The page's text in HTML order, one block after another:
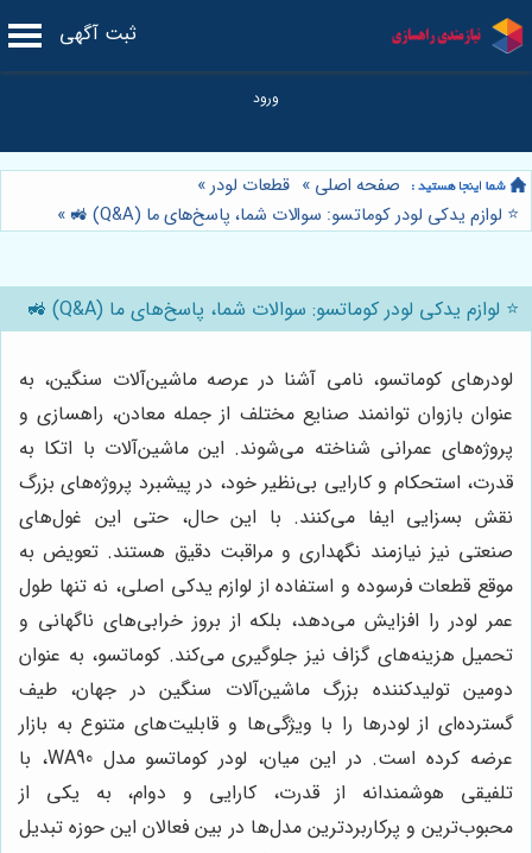
ثبت آگهی
صفحه اصلی » قطعات لودر»
⭐️ لوازم یدکی لودر کوماتسو: سوالات شما، پاسخ‌های ما (Q&A) 🚜
»
⭐️ لوازم یدکی لودر کوماتسو: سوالات شما، پاسخ‌های ما (Q&A) 🚜
لودرهای کوماتسو، نامی آشنا در عرصه ماشین‌آلات سنگین، به
عنوان بازوان توانمند صنایع مختلف از جمله معادن، راهسازی و
پروژه‌های عمرانی شناخته می‌شوند. این ماشین‌آلات با اتکا به
قدرت، استحکام و کارایی بی‌نظیر خود، در پیشبرد پروژه‌های بزرگ
نقش بسزایی ایفا می‌کنند. با این حال، حتی این غول‌های
صنعتی نیز نیازمند نگهداری و مراقبت دقیق هستند. تعویض به
موقع قطعات فرسوده و استفاده از لوازم یدکی اصلی، نه تنها طول
عمر لودر را افزایش می‌دهد، بلکه از بروز خرابی‌های ناگهانی و
تحمیل هزینه‌های گزاف نیز جلوگیری می‌کند. کوماتسو، به عنوان
دومین تولیدکننده بزرگ ماشین‌آلات سنگین در جهان، طیف
گسترده‌ای از لودرها را با ویژگی‌ها و قابلیت‌های متنوع به بازار
عرضه کرده است. در این میان، لودر کوماتسو مدل WA90، با
تلفیقی هوشمندانه از قدرت، کارایی و دوام، به یکی از
محبوب‌ترین و پرکاربردترین مدل‌ها در بین فعالان این حوزه تبدیل